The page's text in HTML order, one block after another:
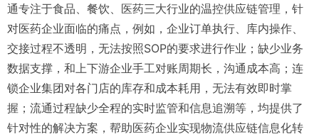
通专注于食品、餐饮、医药三大行业的温控供应链管理，针
对医药企业面临的痛点，例如，企业订单执行、库内操作、
交接过程不透明，无法按照SOP的要求进行作业；缺少业务
数据支撑，和上下游企业手工对账周期长，沟通成本高；连
锁企业集团对各门店的库存和成本耗用，无法有效即时掌
握；流通过程缺少全程的实时监管和信息追溯等，均提供了
针对性的解决方案，帮助医药企业实现物流供应链信息化转